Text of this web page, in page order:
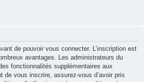
de pouvoir vous connecter. L’inscription est
avantages. Les administrateurs du
fonctionnalités supplémentaires aux
de vous inscrire, assurez-vous d’avoir pris